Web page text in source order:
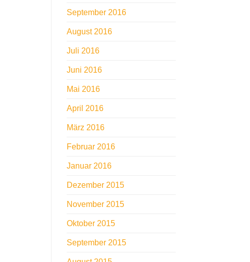
September 2016
August 2016
Juli 2016
Juni 2016
Mai 2016
April 2016
März 2016
Februar 2016
Januar 2016
Dezember 2015
November 2015
Oktober 2015
September 2015